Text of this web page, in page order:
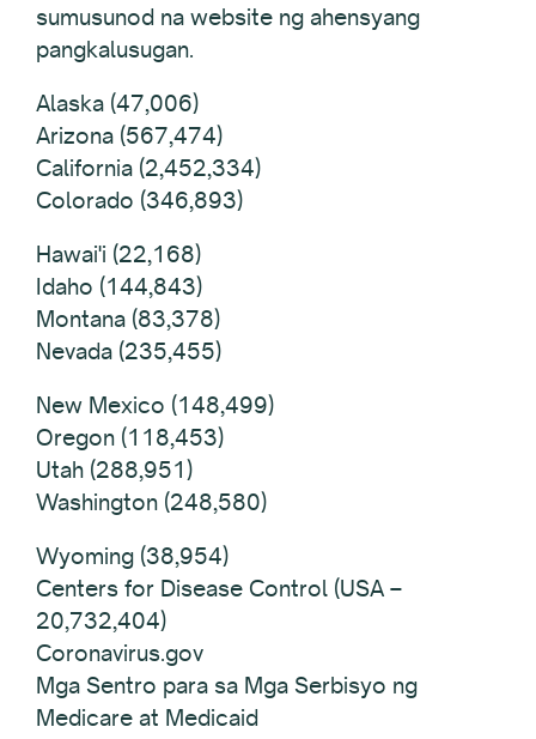
sumusunod na website ng ahensyang
pangkalusugan.
Alaska (47,006)
Arizona (567,474)
California (2,452,334)
Colorado (346,893)
Hawai'i (22,168)
Idaho (144,843)
Montana (83,378)
Nevada (235,455)
New Mexico (148,499)
Oregon (118,453)
Utah (288,951)
Washington (248,580)
Wyoming (38,954)
Centers for Disease Control (USA –
20,732,404)
Coronavirus.gov
Mga Sentro para sa Mga Serbisyo ng
Medicare at Medicaid